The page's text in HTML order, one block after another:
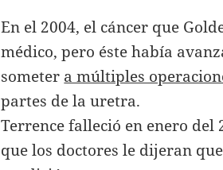
En el 2004, el cáncer que
médico, pero éste había
someter a múltiples
partes de la uretra.
Terrence falleció en enero del
que los doctores le dijeran